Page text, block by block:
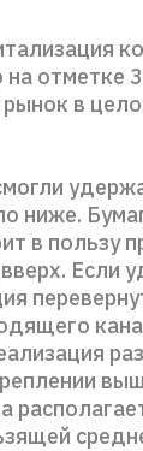
отметке
рынок в
ниже.
в пользу
Если